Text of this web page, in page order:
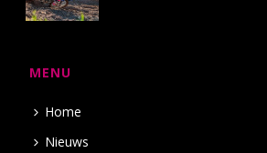
MENU
Home
Nieuws